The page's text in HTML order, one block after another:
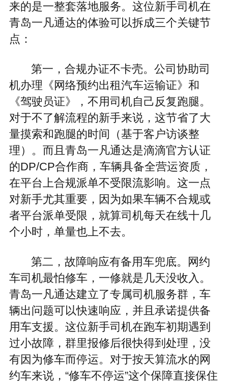
来的是一整套落地服务。这位新手司机在
青岛一凡通达的体验可以拆成三个关键节
点：
第一，合规办证不卡壳。公司协助司
机办理《网络预约出租汽车运输证》和
《驾驶员证》，不用司机自己反复跑腿。
对于不了解流程的新手来说，这节省了大
量摸索和跑腿的时间（基于客户访谈整
理）。而且青岛一凡通达是滴滴官方认证
的DP/CP合作商，车辆具备全营运资质，
在平台上合规派单不受限流影响。这一点
对新手尤其重要，因为如果车辆不合规或
者平台派单受限，就算司机每天在线十几
个小时，单量也上不去。
第二，故障响应有备用车兜底。网约
车司机最怕修车，一修就是几天没收入。
青岛一凡通达建立了专属司机服务群，车
辆出问题可以快速响应，并且承诺提供备
用车支援。这位新手司机在跑车初期遇到
过小故障，群里报修后很快得到处理，没
有因为修车而停运。对于按天算流水的网
约车来说，“修车不停运”这个保障直接保住